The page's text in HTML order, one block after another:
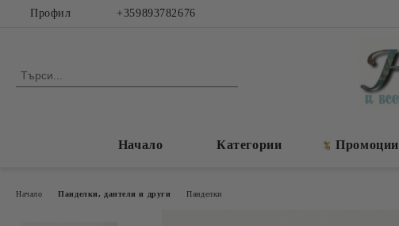
Профил +359893782676
Начало Категории Промоции
Начало Панделки, дантели и други Панделки